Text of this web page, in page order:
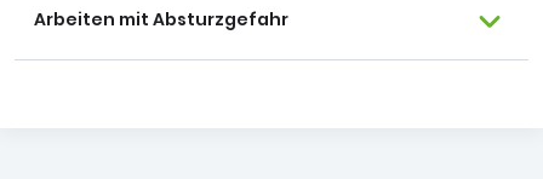
Arbeiten mit Absturzgefahr